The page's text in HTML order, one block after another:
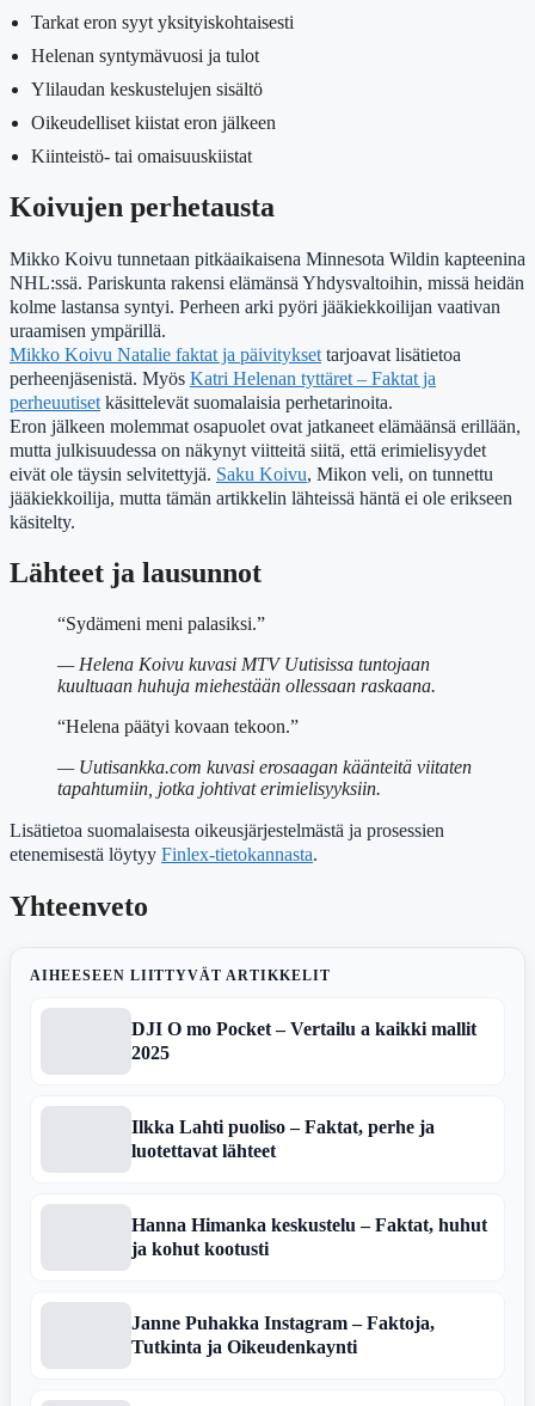
Tarkat eron syyt yksityiskohtaisesti
Helenan syntymävuosi ja tulot
Ylilaudan keskustelujen sisältö
Oikeudelliset kiistat eron jälkeen
Kiinteistö- tai omaisuuskiistat
Koivujen perhetausta
Mikko Koivu tunnetaan pitkäaikaisena Minnesota Wildin kapteenina
NHL:ssä. Pariskunta rakensi elämänsä Yhdysvaltoihin, missä heidän
kolme lastansa syntyi. Perheen arki pyöri jääkiekkoilijan vaativan
uraamisen ympärillä.
Mikko Koivu Natalie faktat ja päivitykset tarjoavat lisätietoa
perheenjäsenistä. Myös Katri Helenan tyttäret – Faktat ja
perheuutiset käsittelevät suomalaisia perhetarinoita.
Eron jälkeen molemmat osapuolet ovat jatkaneet elämäänsä erillään,
mutta julkisuudessa on näkynyt viitteitä siitä, että erimielisyydet
eivät ole täysin selvitettyjä. Saku Koivu, Mikon veli, on tunnettu
jääkiekkoilija, mutta tämän artikkelin lähteissä häntä ei ole erikseen
käsitelty.
Lähteet ja lausunnot
“Sydämeni meni palasiksi.”
— Helena Koivu kuvasi MTV Uutisissa tuntojaan
kuultuaan huhuja miehestään ollessaan raskaana.
“Helena päätyi kovaan tekoon.”
— Uutisankka.com kuvasi erosaagan käänteitä viitaten
tapahtumiin, jotka johtivat erimielisyyksiin.
Lisätietoa suomalaisesta oikeusjärjestelmästä ja prosessien
etenemisestä löytyy Finlex-tietokannasta.
Yhteenveto
AIHEESEEN LIITTYVÄT ARTIKKELIT
DJI O mo Pocket – Vertailu a kaikki mallit
2025
Ilkka Lahti puoliso – Faktat, perhe ja
luotettavat lähteet
Hanna Himanka keskustelu – Faktat, huhut
ja kohut kootusti
Janne Puhakka Instagram – Faktoja,
Tutkinta ja Oikeudenkaynti